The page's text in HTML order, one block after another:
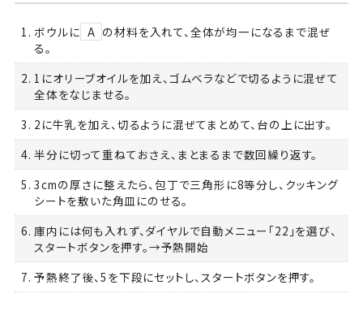
1. ボウルに A の材料を入れて、全体が均一になるまで混ぜ
る。
2. 1にオリーブオイルを加え、ゴムベラなどで切るように混ぜて
全体をなじませる。
3. 2に牛乳を加え、切るように混ぜてまとめて、台の上に出す。
4. 半分に切って重ねておさえ、まとまるまで数回繰り返す。
5. 3cmの厚さに整えたら、包丁で三角形に8等分し、クッキング
シートを敷いた角皿にのせる。
6. 庫内には何も入れず、ダイヤルで自動メニュー「22」を選び、
スタートボタンを押す。→予熱開始
7. 予熱終了後、5を下段にセットし、スタートボタンを押す。